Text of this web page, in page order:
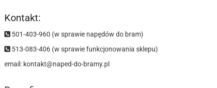
Kontakt:
501-403-960 (w sprawie napędów do bram)
513-083-406 (w sprawie funkcjonowania sklepu)
email: kontakt@naped-do-bramy.pl